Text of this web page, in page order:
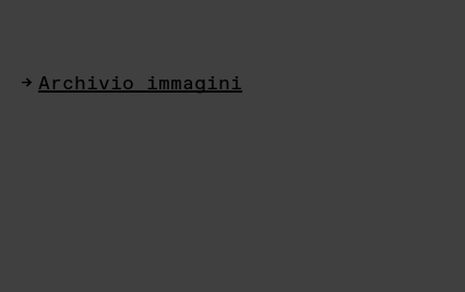
Archivio immagini